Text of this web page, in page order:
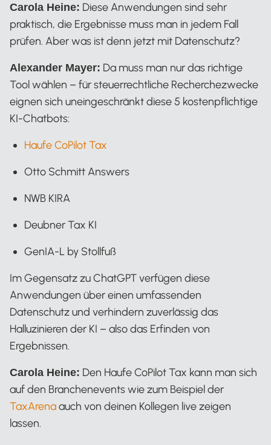
Carola Heine: Diese Anwendungen sind sehr
praktisch, die Ergebnisse muss man in jedem Fall
prüfen. Aber was ist denn jetzt mit Datenschutz?
Alexander Mayer: Da muss man nur das richtige
Tool wählen – für steuerrechtliche Recherchezwecke
eignen sich uneingeschränkt diese 5 kostenpflichtige
KI-Chatbots:
Haufe CoPilot Tax
Otto Schmitt Answers
NWB KIRA
Deubner Tax KI
GenIA-L by Stollfuß
Im Gegensatz zu ChatGPT verfügen diese
Anwendungen über einen umfassenden
Datenschutz und verhindern zuverlässig das
Halluzinieren der KI – also das Erfinden von
Ergebnissen.
Carola Heine: Den Haufe CoPilot Tax kann man sich
auf den Branchenevents wie zum Beispiel der
TaxArenaauch von deinen Kollegen live zeigen
lassen.